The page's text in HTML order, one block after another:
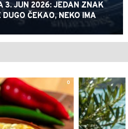
3. JUN 2026: JEDAN ZNAK
ČEKAO, NEKO IMA
0